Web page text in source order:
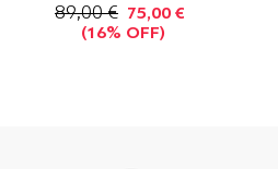
89,00 € 75,00 €
(16% OFF)